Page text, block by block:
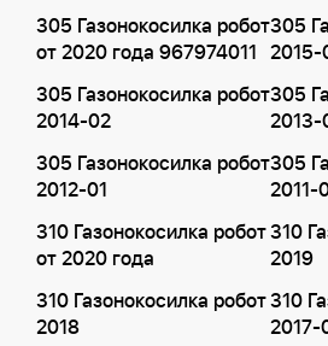
305 Газонокосилка робот
от 2020 года 967974011
305
2015-
305 Газонокосилка робот
2014-02
305
305 Газонокосилка робот
2012-01
305
2011-
310 Газонокосилка робот
от 2020 года
310
2019
310 Газонокосилка робот
2018
310
2017-